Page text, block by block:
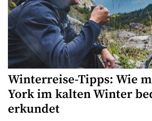
Winterreise-Tipps: Wie
York im kalten Winter
erkundet